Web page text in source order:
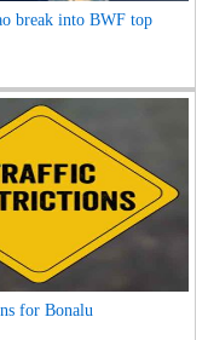
break into BWF top
for Bonalu